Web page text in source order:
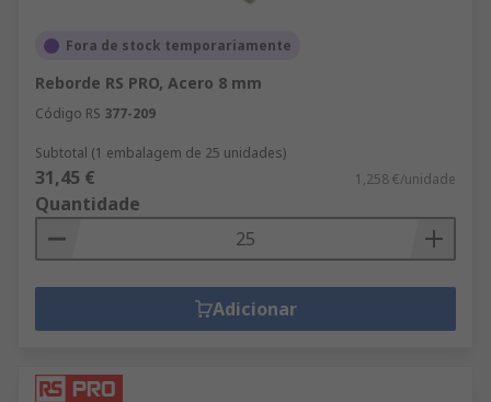
Fora de stock temporariamente
Reborde RS PRO, Acero 8 mm
Código RS 377-209
Subtotal (1 embalagem de 25 unidades)
31,45 € 1,258 €/unidade
Quantidade
Adicionar